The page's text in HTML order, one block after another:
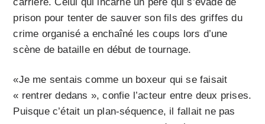
prison pour tenter de sauver son fils des griffes du
crime organisé a enchaîné les coups lors d’une
scène de bataille en début de tournage.
«Je me sentais comme un boxeur qui se faisait
« rentrer dedans », confie l’acteur entre deux prises.
Puisque c’était un plan-séquence, il fallait ne pas